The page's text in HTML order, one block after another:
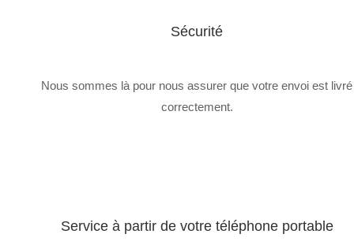
Sécurité
Nous sommes là pour nous assurer que votre envoi est livré
correctement.
Service à partir de votre téléphone portable